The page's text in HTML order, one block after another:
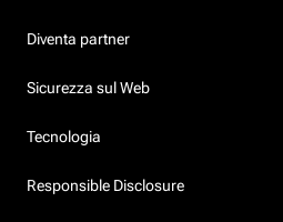
Diventa partner
Sicurezza sul Web
Tecnologia
Responsible Disclosure